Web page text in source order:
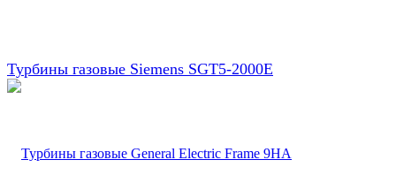
Турбины газовые Siemens SGT5-2000E